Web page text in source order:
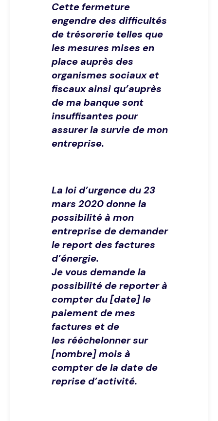
Cette fermeture
engendre des difficultés
de trésorerie telles que
les mesures mises en
place auprès des
organismes sociaux et
fiscaux ainsi qu’auprès
de ma banque sont
insuffisantes pour
assurer la survie de mon
entreprise.
La loi d’urgence du 23
mars 2020 donne la
possibilité à mon
entreprise de demander
le report des factures
d’énergie.
Je vous demande la
possibilité de reporter à
compter du [date] le
paiement de mes
factures et de
les rééchelonner sur
[nombre] mois à
compter de la date de
reprise d’activité.